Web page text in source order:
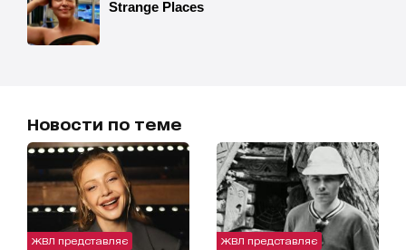
Новости по теме
ЖВЛ представляє ЖВЛ представляє